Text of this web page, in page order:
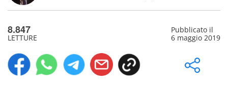
8.847
LETTURE
Pubblicato il
6 maggio 2019